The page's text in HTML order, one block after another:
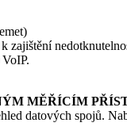
zajištění
MĚŘÍCÍM
datových spojů.